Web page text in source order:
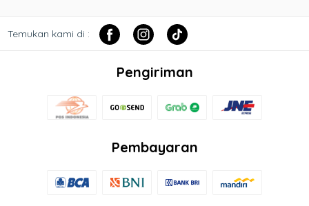
Temukan kami di :
Pengiriman
Pembayaran